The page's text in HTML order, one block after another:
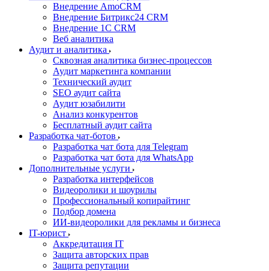
Внедрение AmoCRM
Внедрение Битрикс24 CRM
Внедрение 1C CRM
Веб аналитика
Аудит и аналитика
Сквозная аналитика бизнес-процессов
Аудит маркетинга компании
Технический аудит
SEO аудит сайта
Аудит юзабилити
Анализ конкурентов
Бесплатный аудит сайта
Разработка чат-ботов
Разработка чат бота для Telegram
Разработка чат бота для WhatsApp
Дополнительные услуги
Разработка интерфейсов
Видеоролики и шоурилы
Профессиональный копирайтинг
Подбор домена
ИИ-видеоролики для рекламы и бизнеса
IT-юрист
Аккредитация IT
Защита авторских прав
Защита репутации